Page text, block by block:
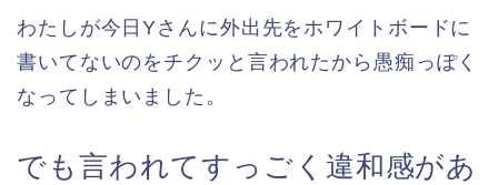
わたしが今日Yさんに外出先をホワイトボードに
書いてないのをチクッと言われたから愚痴っぽく
なってしまいました。
でも言われてすっごく違和感があ